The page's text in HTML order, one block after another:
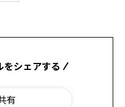
をシェアする
有